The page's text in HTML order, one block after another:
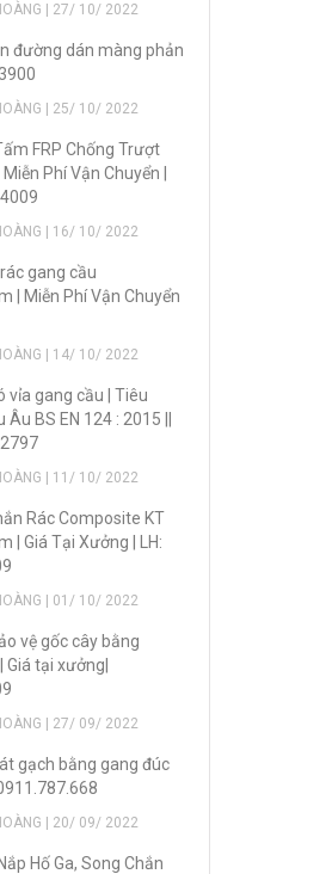
| 27/ 10/ 2022
đường dán màng phản
| 25/ 10/ 2022
FRP Chống Trượt
Phí Vận Chuyển |
| 16/ 10/ 2022
gang cầu
| Miễn Phí Vận Chuyển
| 14/ 10/ 2022
vỉa gang cầu | Tiêu
BS EN 124 : 2015 ||
| 11/ 10/ 2022
Rác Composite KT
| Giá Tại Xưởng | LH:
| 01/ 10/ 2022
vệ gốc cây bằng
tại xưởng|
| 27/ 09/ 2022
gạch bằng gang đúc
| 20/ 09/ 2022
Hố Ga, Song Chắn